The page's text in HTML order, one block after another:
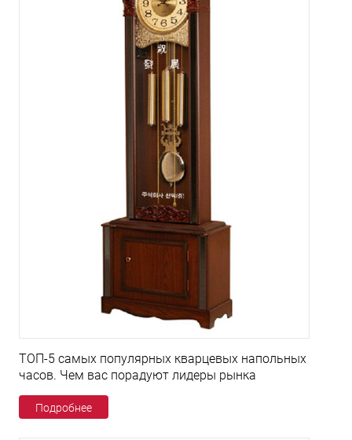
ТОП-5 самых популярных кварцевых напольных
часов. Чем вас порадуют лидеры рынка
Подробнее